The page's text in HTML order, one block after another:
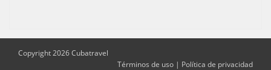
Copyright 2026 Cubatravel
Términos de uso | Política de privacidad